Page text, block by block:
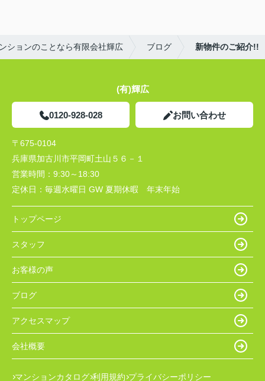
ションのことなら有限会社輝広 ブログ 新物件のご紹介!!
(有)輝広
0120-928-028 お問い合わせ
〒675-0104
兵庫県加古川市平岡町土山５６－１
営業時間： 9:30～18:30
定休日： 毎週水曜日 GW 夏期休暇 年末年始
トップページ
スタッフ
お客様の声
ブログ
アクセスマップ
会社概要
マンションカタログ 利用規約 プライバシーポリシー